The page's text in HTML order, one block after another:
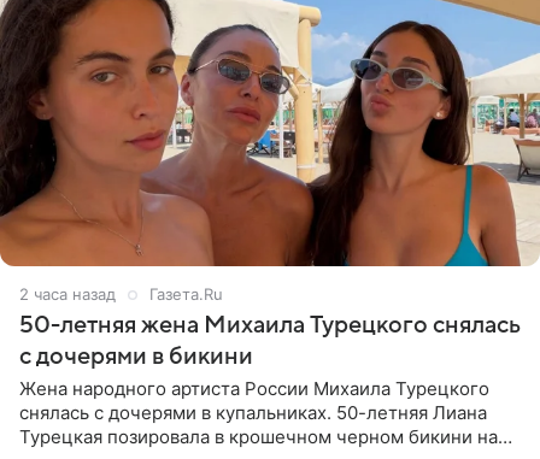
2 часа назад Газета.Ru
50-летняя жена Михаила Турецкого снялась
с дочерями в бикини
Жена народного артиста России Михаила Турецкого
снялась с дочерями в купальниках. 50-летняя Лиана
Турецкая позировала в крошечном черном бикини на